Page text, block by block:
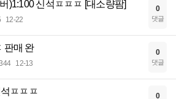
)1:100 신석ㅍㅍㅍ [대소량팜]
12-22
0
댓글
판매 완
12-13
0
댓글
ㅍㅍㅍ 0